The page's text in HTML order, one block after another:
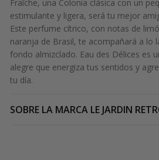
Fraîche, una Colonia clásica con un
estimulante y ligera, será tu mejor
Este perfume cítrico, con notas de
naranja de Brasil, te acompañará a lo
fondo almizclado. Eau des Délices es
alegre que energiza tus sentidos y
tu día.
SOBRE LA MARCA LE JARDIN